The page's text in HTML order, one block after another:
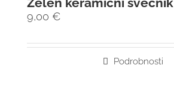
9,00 €
Podrobnosti